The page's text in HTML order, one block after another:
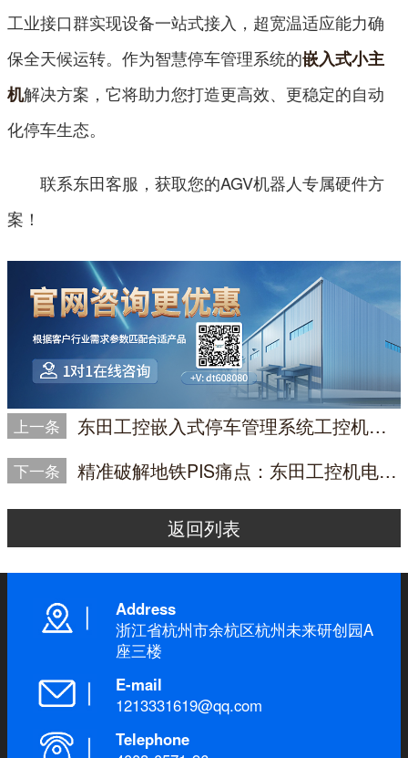
工业接口群实现设备一站式接入，超宽温适应能力确
保全天候运转。作为智慧停车管理系统的嵌入式小主
机解决方案，它将助力您打造更高效、更稳定的自动
化停车生态。
联系东田客服，获取您的AGV机器人专属硬件方
案！
上一条 东田工控嵌入式停车管理系统工控机解决方案赋能智能车场高效管理
下一条 精准破解地铁PIS痛点：东田工控机电脑护航智慧出行
返回列表
Address
浙江省杭州市余杭区杭州未来研创园A
座三楼
E-mail
1213331619@qq.com
Telephone